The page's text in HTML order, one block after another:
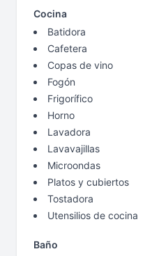
Cocina
Batidora
Cafetera
Copas de vino
Fogón
Frigorífico
Horno
Lavadora
Lavavajillas
Microondas
Platos y cubiertos
Tostadora
Utensilios de cocina
Baño